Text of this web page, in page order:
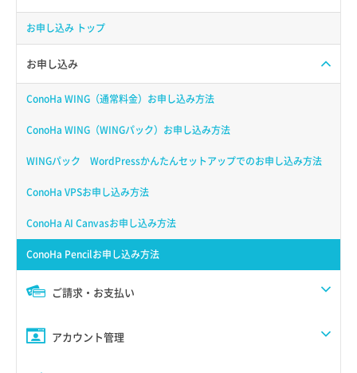
お申し込み トップ
お申し込み
ConoHa WING（通常料金）お申し込み方法
ConoHa WING（WINGパック）お申し込み方法
WINGパック WordPressかんたんセットアップでのお申し込み方法
ConoHa VPSお申し込み方法
ConoHa AI Canvasお申し込み方法
ConoHa Pencilお申し込み方法
ご請求・お支払い
アカウント管理